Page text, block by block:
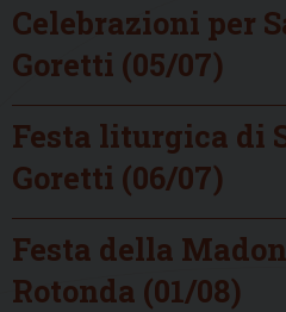
Celebrazioni per
Goretti (05/07)
Festa liturgica di
Goretti (06/07)
Festa della
Rotonda (01/08)